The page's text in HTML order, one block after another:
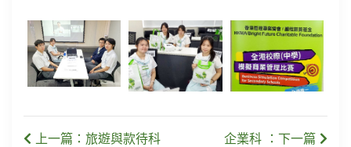
上一篇：旅遊與款待科 企業科 ：下一篇